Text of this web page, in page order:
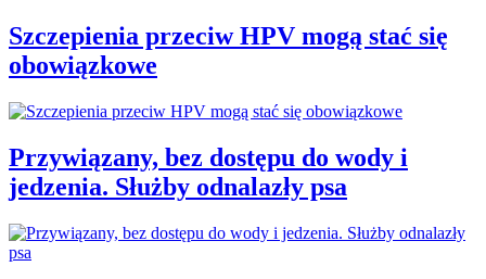
Szczepienia przeciw HPV mogą stać się
obowiązkowe
Przywiązany, bez dostępu do wody i
jedzenia. Służby odnalazły psa